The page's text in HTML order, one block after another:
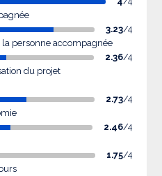
3.23/4
personne accompagnée
2.36/4
du projet
2.73/4
2.46/4
1.75/4